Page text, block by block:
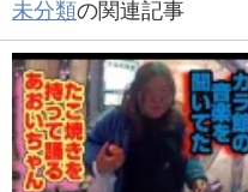
未分類の関連記事